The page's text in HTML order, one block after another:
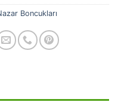
Boncukları